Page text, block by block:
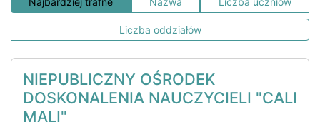
Liczba oddziałów
NIEPUBLICZNY OŚRODEK
DOSKONALENIA NAUCZYCIELI "CALI
MALI"